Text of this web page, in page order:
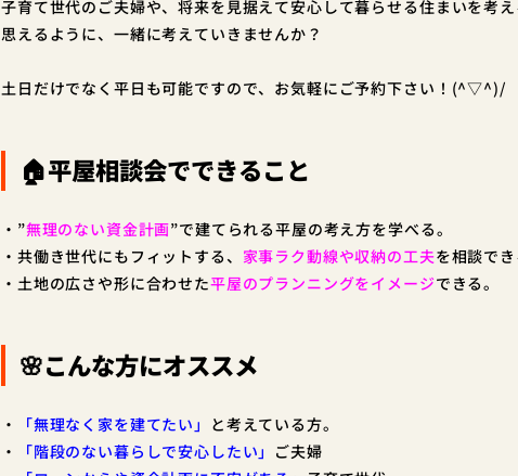
子育て世代のご夫婦や、将来を見据えて安心して暮らせる住まいを考
思えるように、一緒に考えていきませんか？
土日だけでなく平日も可能ですので、お気軽にご予約下さい！(^▽^)/
🏠平屋相談会でできること
・”無理のない資金計画”で建てられる平屋の考え方を学べる。
・共働き世代にもフィットする、 家事ラク動線や収納の工夫を相談でき
・土地の広さや形に合わせた平屋のプランニングをイメージできる。
🌸こんな方にオススメ
・ 「無理なく家を建てたい」 と考えている方。
・
「階段のない暮らしで安心したい」 ご夫婦